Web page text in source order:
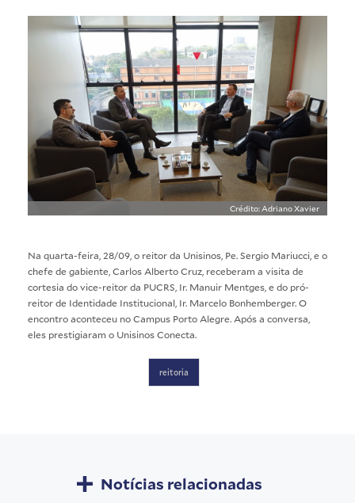
Crédito: Adriano Xavier
Na quarta-feira, 28/09, o reitor da Unisinos, Pe. Sergio Mariucci, e o
chefe de gabiente, Carlos Alberto Cruz, receberam a visita de
cortesia do vice-reitor da PUCRS, Ir. Manuir Mentges, e do pró-
reitor de Identidade Institucional, Ir. Marcelo Bonhemberger. O
encontro aconteceu no Campus Porto Alegre. Após a conversa,
eles prestigiaram o Unisinos Conecta.
reitoria
Notícias relacionadas